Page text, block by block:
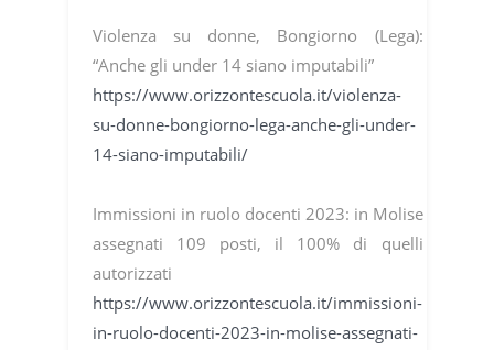
Violenza su donne, Bongiorno (Lega):
“Anche gli under 14 siano imputabili”
https://www.orizzontescuola.it/violenza-
su-donne-bongiorno-lega-anche-gli-under-
14-siano-imputabili/
Immissioni in ruolo docenti 2023: in Molise
assegnati 109 posti, il 100% di quelli
autorizzati
https://www.orizzontescuola.it/immissioni-
in-ruolo-docenti-2023-in-molise-assegnati-